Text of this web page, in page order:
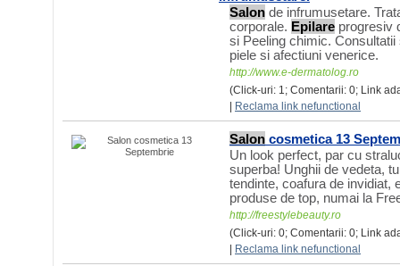
Salon de infrumusetare.
corporale. Epilare progresiv
si Peeling chimic.
piele si afectiuni venerice.
http://www.e-dermatolog.ro
(Click-uri: 1; Comentarii: 0; Link
Reclama link nefunctional
Salon cosmetica 13
Un look perfect, par cu
superba! Unghii de vedeta,
tendinte, coafura de invidiat,
produse de top, numai la
http://freestylebeauty.ro
(Click-uri: 0; Comentarii: 0; Link
Reclama link nefunctional